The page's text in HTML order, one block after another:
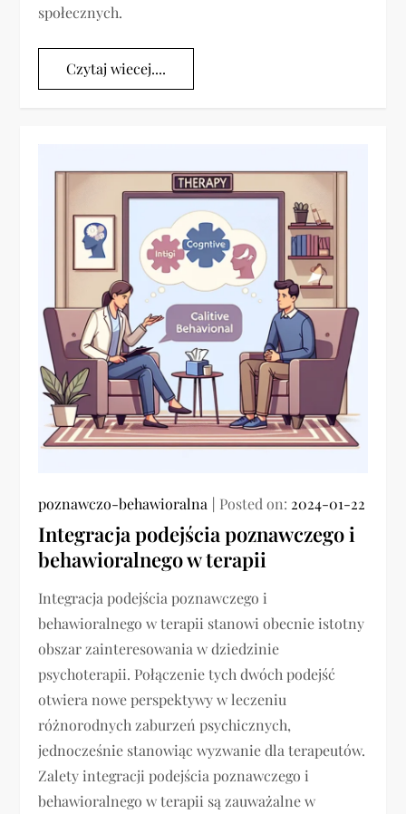
społecznych.
Czytaj wiecej....
poznawczo-behawioralna Posted on: 2024-01-22
Integracja podejścia poznawczego i
behawioralnego w terapii
Integracja podejścia poznawczego i
behawioralnego w terapii stanowi obecnie istotny
obszar zainteresowania w dziedzinie
psychoterapii. Połączenie tych dwóch podejść
otwiera nowe perspektywy w leczeniu
różnorodnych zaburzeń psychicznych,
jednocześnie stanowiąc wyzwanie dla terapeutów.
Zalety integracji podejścia poznawczego i
behawioralnego w terapii są zauważalne w